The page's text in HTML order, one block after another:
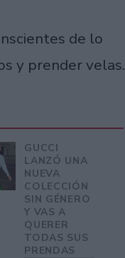
de lo
y prender velas.
GUCCI
LANZÓ UNA
NUEVA
COLECCIÓN
SIN GÉNERO
Y VAS A
QUERER
TODAS SUS
PRENDAS